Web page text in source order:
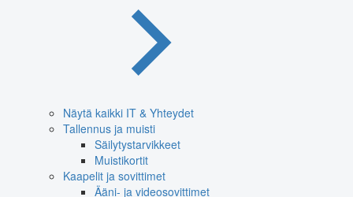
Näytä kaikki IT & Yhteydet
Tallennus ja muisti
Säilytystarvikkeet
Muistikortit
Kaapelit ja sovittimet
Ääni- ja videosovittimet